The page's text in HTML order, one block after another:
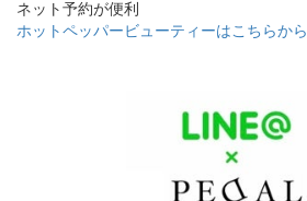
ネット予約が便利
ホットペッパービューティーはこちらから